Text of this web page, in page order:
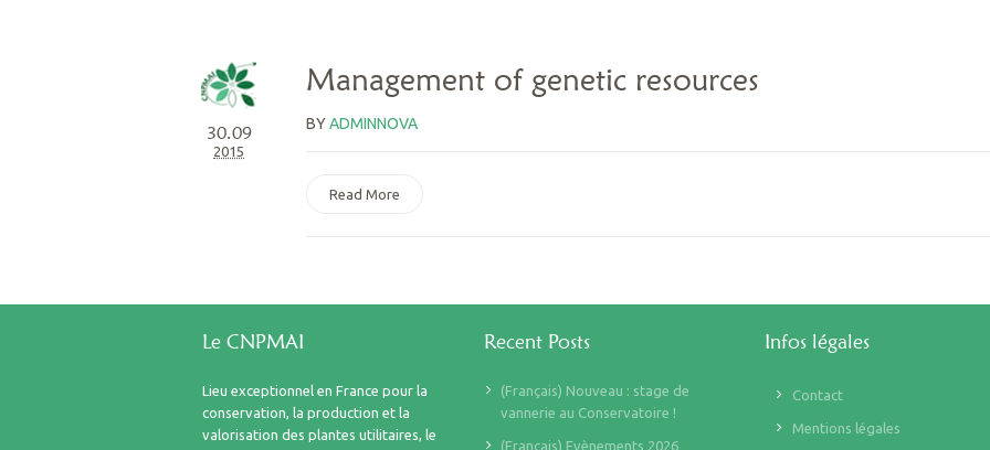
30.09
2015
Management of genetic resources
BYADMINNOVA
Read More
Le CNPMAI
Lieu exceptionnel en France pour la
conservation, la production et la
valorisation des plantes utilitaires, le
Recent Posts
(Français) Nouveau : stage de
vannerie au Conservatoire !
(Français) Evènements 2026
Infos légales
Contact
Mentions légales